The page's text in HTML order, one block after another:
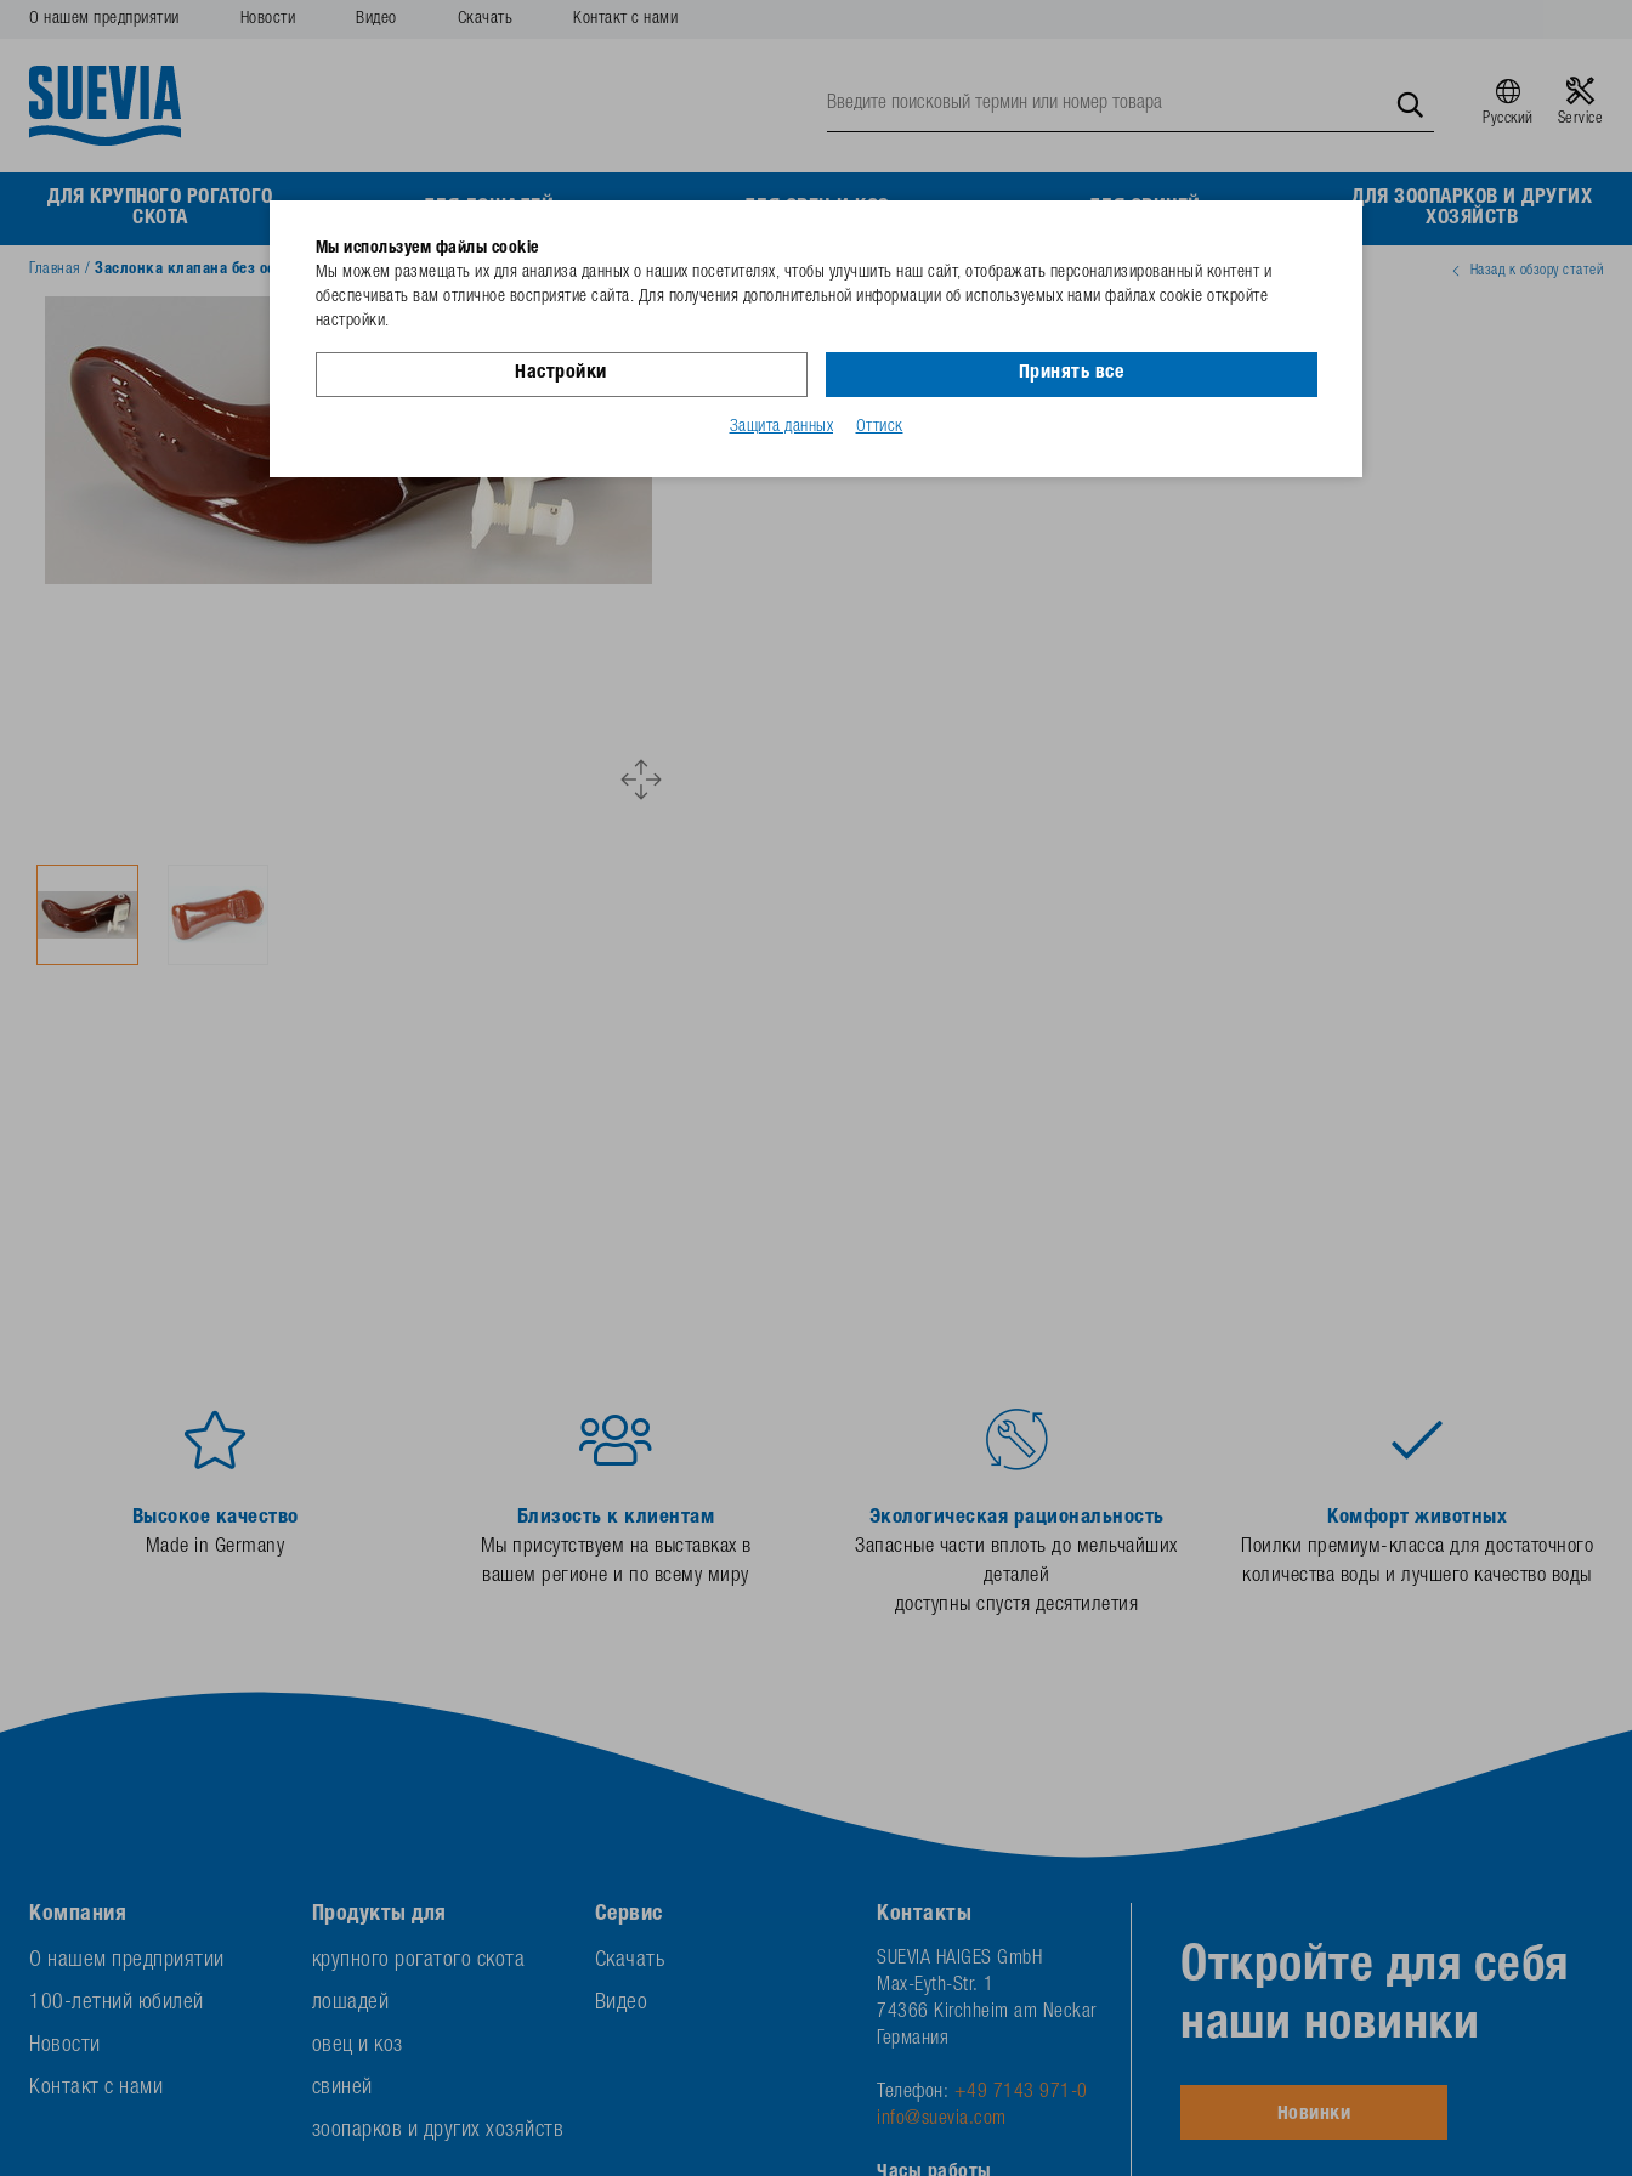
О нашем предприятии Новости Видео Скачать Контакт с нами
Русский Service
ДЛЯ КРУПНОГО РОГАТОГО
СКОТА
ДЛЯ ЗООПАРКОВ И ДРУГИХ
ХОЗЯЙСТВ
Главная / Заслонка клапана без оси с регулировкой,опорн.втулками Назад к обзору статей
регулировкой,опорн.втулками
Номер заказа
Высокое качество
Made in Germany
Близость к клиентам
Мы присутствуем на выставках в
вашем регионе и по всему миру
Экологическая рациональность
Запасные части вплоть до мельчайших
деталей
доступны спустя десятилетия
Комфорт животных
Поилки премиум-класса для достаточного
количества воды и лучшего качество воды
Компания
О нашем предприятии
100-летний юбилей
Новости
Контакт с нами
Продукты для
крупного рогатого скота
лошадей
овец и коз
свиней
зоопарков и других хозяйств
Сервис
Скачать
Видео
Контакты
SUEVIA HAIGES GmbH
Max-Eyth-Str. 1
74366 Kirchheim am Neckar
Германия
Телефон: +49 7143 971-0
info@suevia.com
Откройте для себя
наши новинки
Новинки
Мы используем файлы cookie
Мы можем размещать их для анализа данных о наших посетителях, чтобы улучшить наш сайт, отображать персонализированный контент и
обеспечивать вам отличное восприятие сайта. Для получения дополнительной информации об используемых нами файлах cookie откройте
настройки.
Настройки Принять все
Защита данных Оттиск